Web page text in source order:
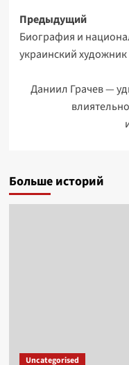
Навигация
записи
Предыдущий
Биография и
украинский
Даниил Грачев —
Больше историй
Uncategorised